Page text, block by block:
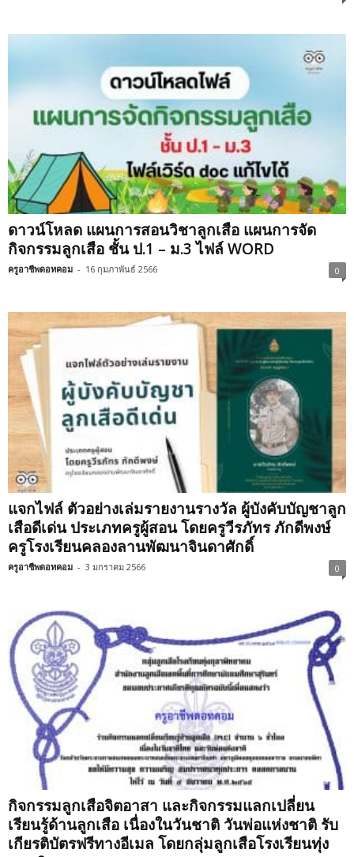
ดาวน์โหลด แผนการสอนวิชาลูกเสือ แผนการจัด
กิจกรรมลูกเสือ ชั้น ป.1 – ม.3 ไฟล์ WORD
ครูอาชีพดอทคอม - 16 กุมภาพันธ์ 2566 0
แจกไฟล์ ตัวอย่างเล่มรายงานรางวัล ผู้บังคับบัญชาลูก
เสือดีเด่น ประเภทครูผู้สอน โดยครูวีรภัทร ภักดีพงษ์
ครูโรงเรียนคลองลานพัฒนาจินดาศักดิ์
ครูอาชีพดอทคอม - 3 มกราคม 2566 0
กิจกรรมลูกเสือจิตอาสา และกิจกรรมแลกเปลี่ยน
เรียนรู้ด้านลูกเสือ เนื่องในวันชาติ วันพ่อแห่งชาติ รับ
เกียรติบัตรฟรีทางอีเมล โดยกลุ่มลูกเสือโรงเรียนทุ่ง